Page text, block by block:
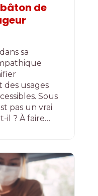
de
sa
des usages
Sous
pas un vrai
il ? À faire…